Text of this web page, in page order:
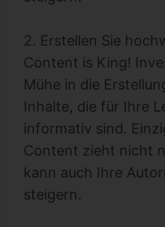
2. Erstellen Sie
Content is King!
Mühe in die
Inhalte, die für Ihre
informativ sind.
Content zieht nicht
kann auch Ihre
steigern.